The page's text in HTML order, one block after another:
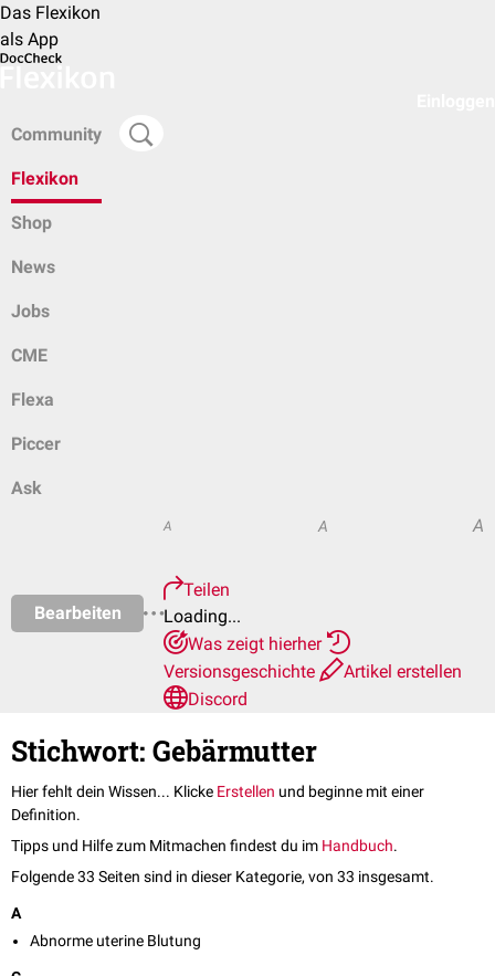
Das Flexikon
als App
Community
Flexikon
Shop
News
Jobs
CME
Flexa
Piccer
Ask
Bearbeiten
A A A
Teilen
Loading...
Was zeigt hierher
Versionsgeschichte
Artikel erstellen
Discord
Stichwort: Gebärmutter
Hier fehlt dein Wissen... Klicke Erstellen und beginne mit einer
Definition.
Tipps und Hilfe zum Mitmachen findest du im Handbuch.
Folgende 33 Seiten sind in dieser Kategorie, von 33 insgesamt.
A
Abnorme uterine Blutung